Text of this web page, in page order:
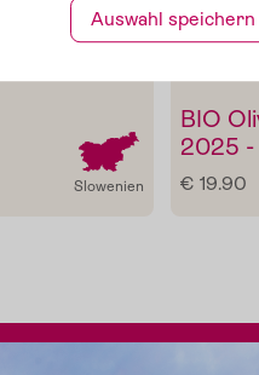
Slowenien
BIO
2025 -
€ 19.90
Auswahl speichern